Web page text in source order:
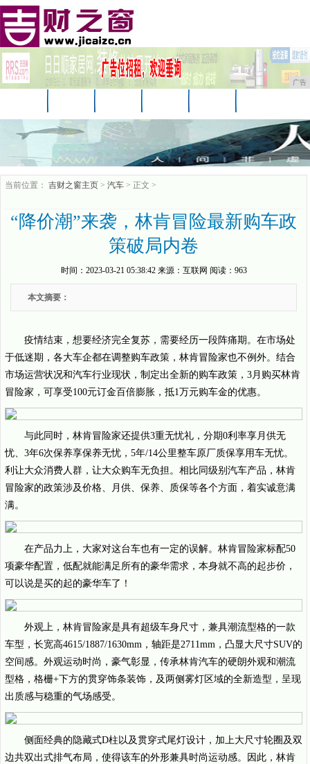
广告
企业 游戏
当前位置： 吉财之窗主页 > 汽车 > 正文 >
“降价潮”来袭，林肯冒险最新购车政
策破局内卷
时间： 2023-03-21 05:38:42来源： 互联网 阅读：963
本文摘要：
疫情结束，想要经济完全复苏，需要经历一段阵痛期。在市场处
于低迷期，各大车企都在调整购车政策，林肯冒险家也不例外。结合
市场运营状况和汽车行业现状，制定出全新的购车政策，3月购买林肯
冒险家，可享受100元订金百倍膨胀，抵1万元购车金的优惠。
与此同时，林肯冒险家还提供3重无忧礼，分期0利率享月供无
忧、3年6次保养享保养无忧，5年/14公里整车原厂质保享用车无忧。
利让大众消费人群，让大众购车无负担。相比同级别汽车产品，林肯
冒险家的政策涉及价格、月供、保养、质保等各个方面，着实诚意满
满。
在产品力上，大家对这台车也有一定的误解。林肯冒险家标配50
项豪华配置，低配就能满足所有的豪华需求，本身就不高的起步价，
可以说是买的起的豪华车了！
外观上，林肯冒险家是具有超级车身尺寸，兼具潮流型格的一款
车型，长宽高4615/1887/1630mm，轴距是2711mm，凸显大尺寸SUV的
空间感。外观运动时尚，豪气彰显，传承林肯汽车的硬朗外观和潮流
型格，格栅+下方的贯穿饰条装饰，及两侧雾灯区域的全新造型，呈现
出质感与稳重的气场感受。
侧面经典的隐藏式D柱以及贯穿式尾灯设计，加上大尺寸轮圈及双
边共双出式排气布局，使得该车的外形兼具时尚运动感。因此，林肯